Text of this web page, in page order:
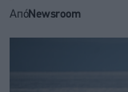
ΑπόNewsroom